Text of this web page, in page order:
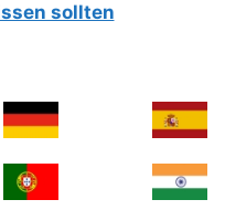
sollten